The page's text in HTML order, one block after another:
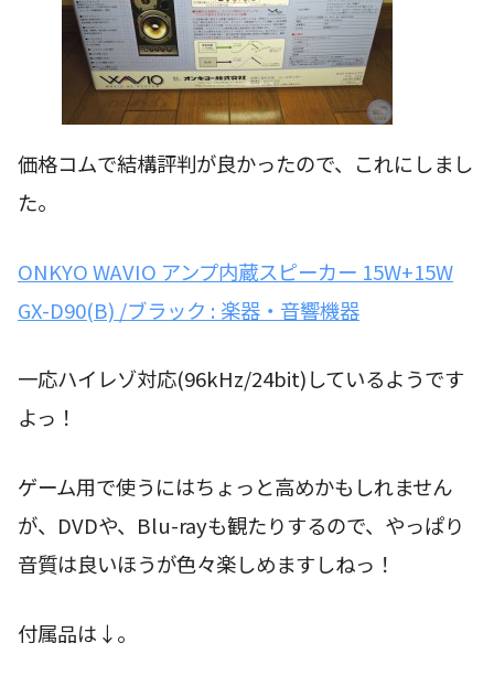
価格コムで結構評判が良かったので、これにしまし
た。
ONKYO WAVIO アンプ内蔵スピーカー 15W+15W
GX-D90(B) /ブラック : 楽器・音響機器
一応ハイレゾ対応(96kHz/24bit)しているようです
よっ！
ゲーム用で使うにはちょっと高めかもしれません
が、DVDや、Blu-rayも観たりするので、やっぱり
音質は良いほうが色々楽しめますしねっ！
付属品は↓。